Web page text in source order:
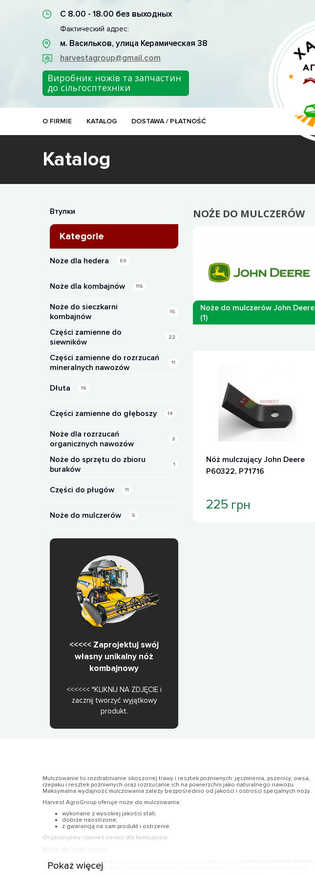
С 8.00 - 18.00 без выходных
Фактический адрес:
м. Васильков, улица Керамическая 38
harvestagroup@gmail.com
Виробник ножів та запчастин
до сільгосптехніки
O FIRMIE KATALOG DOSTAWA / PŁATNOŚĆ
Katalog
Втулки
Kategorie
Noże dla hedera 69
Noże dla kombajnów 116
Noże do sieczkarni
kombajnów
15
Części zamienne do
siewników
22
Części zamienne do rozrzucań
mineralnych nawozów
11
Dłuta 16
Części zamienne do głęboszy 14
Noże dla rozrzucań
organicznych nawozów
2
Noże do sprzętu do zbioru
buraków
1
Części do pługów 11
Noże do mulczerów 5
<<<<< Zaprojektuj swój
własny unikalny nóż
kombajnowy
<<<<<< *KLIKNIJ NA ZDJĘCIE i
zacznij tworzyć wyjątkowy
produkt.
NOŻE DO MULCZERÓW
Noże do mulczerów John Deere
(1)
Nóż mulczujący John Deere
P60322, P71716
225 грн
Mulczowanie to rozdrabnianie skoszonej trawy i resztek pożniwnych: jęczmienia, pszenicy, owsa,
rzepaku i resztek pożniwnych oraz rozrzucanie ich na powierzchni jako naturalnego nawozu.
Maksymalna wydajność mulczowania zależy bezpośrednio od jakości i ostrości specjalnych noży.
Harvest AgroGroup oferuje noże do mulczowania:
wykonane z wysokiej jakości stali;
dobrze naostrzone;
z gwarancją na sam produkt i ostrzenie.
Organizujemy również serwis dla kombajnów.
Noże do mulczerów
Oferujemy noże do układów tnących i rozdrabniających rozdrabniaczy
innych. Wyroby produkowane są z certyfikowanej stali importowanej. Są one poddawane pełnej
Pokaż więcej